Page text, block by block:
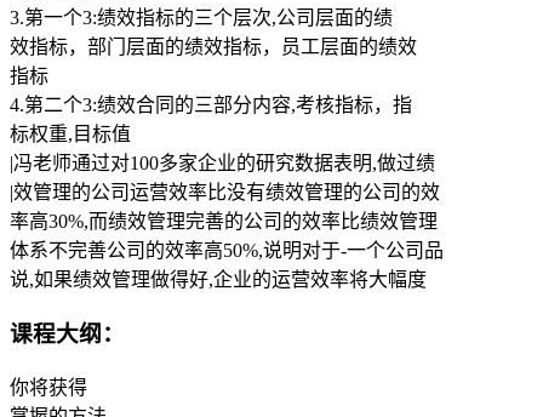
3.第一个3:绩效指标的三个层次,公司层面的绩
效指标，部门层面的绩效指标，员工层面的绩效
指标
4.第二个3:绩效合同的三部分内容,考核指标，指
标权重,目标值
|冯老师通过对100多家企业的研究数据表明,做过绩
|效管理的公司运营效率比没有绩效管理的公司的效
率高30%,而绩效管理完善的公司的效率比绩效管理
体系不完善公司的效率高50%,说明对于-一个公司品
说,如果绩效管理做得好,企业的运营效率将大幅度
课程大纲：
你将获得